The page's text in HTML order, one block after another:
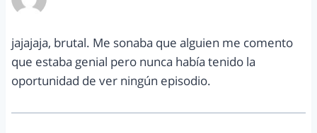
jajajaja, brutal. Me sonaba que alguien me comento
que estaba genial pero nunca había tenido la
oportunidad de ver ningún episodio.